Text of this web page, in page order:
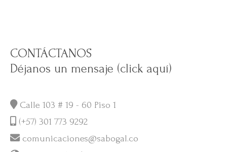
CONTÁCTANOS
Déjanos un mensaje (click aquí)
Calle 103 # 19 - 60 Piso 1
(+57) 301 773 9292
comunicaciones@sabogal.co